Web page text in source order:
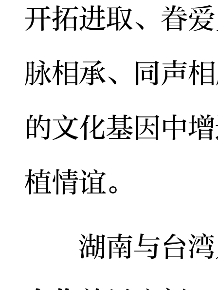
开拓进取、眷
脉相承、同声
的文化基因中
植情谊。
湖南与台湾